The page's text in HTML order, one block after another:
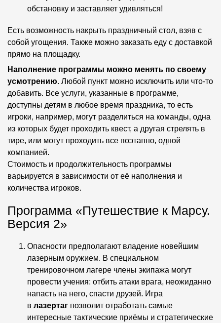
обстановку и заставляет удивляться!
Есть возможность накрыть праздничный стол, взяв с
собой угощения. Также можно заказать еду с доставкой
прямо на площадку.
Наполнение программы можно менять по своему
усмотрению. Любой пункт можно исключить или что-то
добавить. Все услуги, указанные в программе,
доступны детям в любое время праздника, то есть
игроки, например, могут разделиться на команды, одна
из которых будет проходить квест, а другая стрелять в
тире, или могут проходить все поэтапно, одной
компанией.
Стоимость и продолжительность программы
варьируется в зависимости от её наполнения и
количества игроков.
Программа «Путешествие к Марсу.
Версия 2»
Опасности предполагают владение новейшим
лазерным оружием. В специальном
тренировочном лагере члены экипажа могут
провести учения: отбить атаки врага, неожиданно
напасть на него, спасти друзей. Игра
в лазертаг позволит отработать самые
интересные тактические приёмы и стратегические